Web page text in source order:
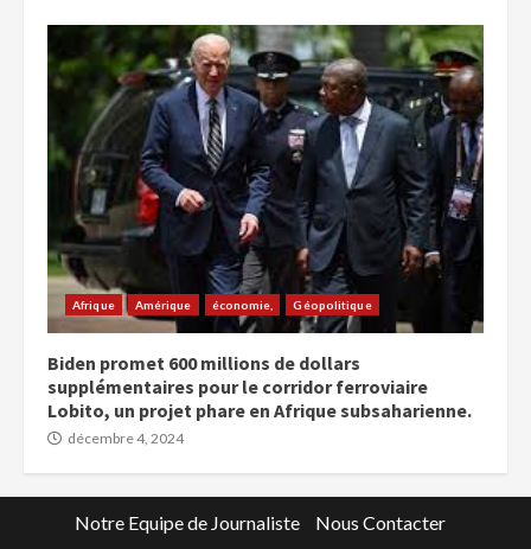
Afrique Amérique économie, Géopolitique
Biden promet 600 millions de dollars
supplémentaires pour le corridor ferroviaire
Lobito, un projet phare en Afrique subsaharienne.
décembre 4, 2024
Notre Equipe de Journaliste Nous Contacter